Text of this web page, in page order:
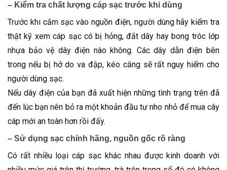
– Kiểm tra chất lượng cáp sạc trước khi dùng
Trước khi cắm sạc vào nguồn điện, người dùng hãy kiểm tra
thật kỹ xem cáp sạc có bị hỏng, đắt dây hay bong tróc lớp
nhựa bảo vệ dây điện nào không. Các dây dẫn điện bên
trong nếu bị hở do va đập, kéo căng sẽ rất nguy hiểm cho
người dùng sạc.
Nếu dây điện của bạn đã xuất hiện những tình trạng trên đã
đến lúc bạn nên bỏ ra một khoản đầu tư nho nhỏ để mua cây
cáp mới an toàn hơn rồi đấy.
– Sử dụng sạc chính hãng, nguồn gốc rõ ràng
Có rất nhiều loại cáp sạc khác nhau được kinh doanh với